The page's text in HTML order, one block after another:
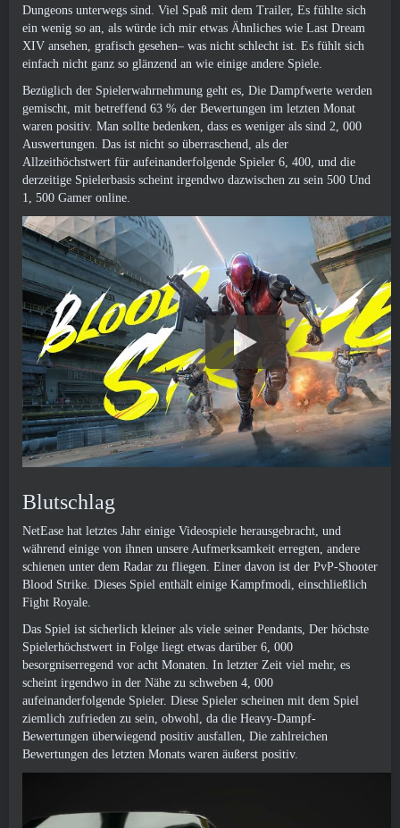
Dungeons unterwegs sind. Viel Spaß mit dem Trailer, Es fühlte sich
ein wenig so an, als würde ich mir etwas Ähnliches wie Last Dream
XIV ansehen, grafisch gesehen– was nicht schlecht ist. Es fühlt sich
einfach nicht ganz so glänzend an wie einige andere Spiele.
Bezüglich der Spielerwahrnehmung geht es, Die Dampfwerte werden
gemischt, mit betreffend 63 % der Bewertungen im letzten Monat
waren positiv. Man sollte bedenken, dass es weniger als sind 2, 000
Auswertungen. Das ist nicht so überraschend, als der
Allzeithöchstwert für aufeinanderfolgende Spieler 6, 400, und die
derzeitige Spielerbasis scheint irgendwo dazwischen zu sein 500 Und
1, 500 Gamer online.
Blutschlag
NetEase hat letztes Jahr einige Videospiele herausgebracht, und
während einige von ihnen unsere Aufmerksamkeit erregten, andere
schienen unter dem Radar zu fliegen. Einer davon ist der PvP-Shooter
Blood Strike. Dieses Spiel enthält einige Kampfmodi, einschließlich
Fight Royale.
Das Spiel ist sicherlich kleiner als viele seiner Pendants, Der höchste
Spielerhöchstwert in Folge liegt etwas darüber 6, 000
besorgniserregend vor acht Monaten. In letzter Zeit viel mehr, es
scheint irgendwo in der Nähe zu schweben 4, 000
aufeinanderfolgende Spieler. Diese Spieler scheinen mit dem Spiel
ziemlich zufrieden zu sein, obwohl, da die Heavy-Dampf-
Bewertungen überwiegend positiv ausfallen, Die zahlreichen
Bewertungen des letzten Monats waren äußerst positiv.